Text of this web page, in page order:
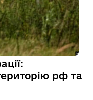
рф та